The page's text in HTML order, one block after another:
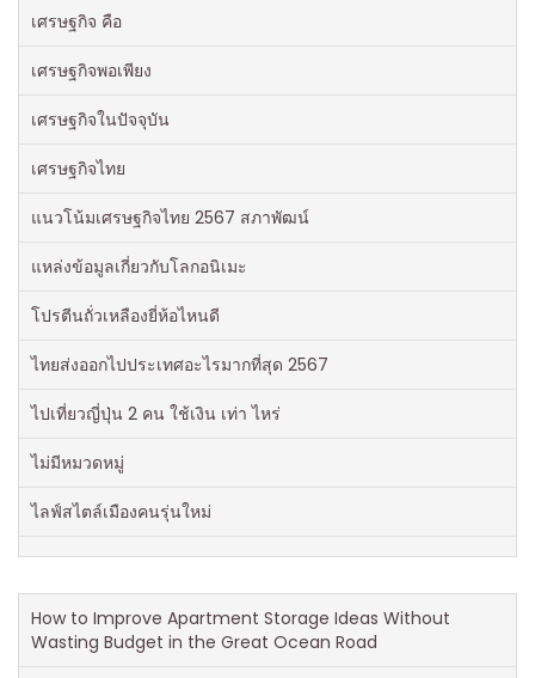
เศรษฐกิจ คือ
เศรษฐกิจพอเพียง
เศรษฐกิจในปัจจุบัน
เศรษฐกิจไทย
แนวโน้มเศรษฐกิจไทย 2567 สภาพัฒน์
แหล่งข้อมูลเกี่ยวกับโลกอนิเมะ
โปรตีนถั่วเหลืองยี่ห้อไหนดี
ไทยส่งออกไปประเทศอะไรมากที่สุด 2567
ไปเที่ยวญี่ปุ่น 2 คน ใช้เงิน เท่า ไหร่
ไม่มีหมวดหมู่
ไลฟ์สไตล์เมืองคนรุ่นใหม่
How to Improve Apartment Storage Ideas Without
Wasting Budget in the Great Ocean Road